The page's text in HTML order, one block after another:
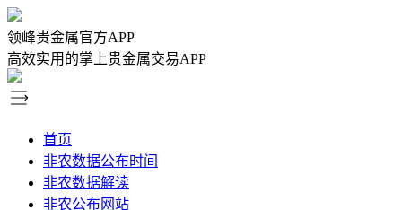
领峰贵金属官方APP
高效实用的掌上贵金属交易APP
首页
非农数据公布时间
非农数据解读
非农公布网站